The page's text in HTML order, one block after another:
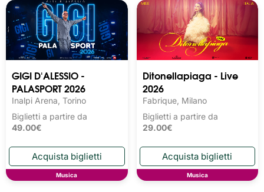
GIGI D'ALESSIO -
PALASPORT 2026
Inalpi Arena, Torino
Biglietti a partire da
49.00€
Musica
Ditonellapiaga - Live
2026
Fabrique, Milano
Biglietti a partire da
29.00€
Musica